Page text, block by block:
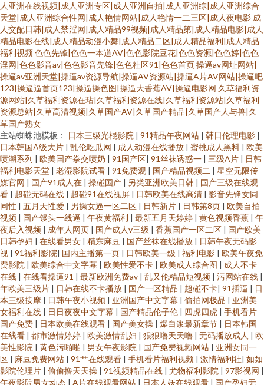
人亚洲在线视频|成人亚洲专区|成人亚洲自拍|成人亚洲综|成人亚洲综合
天堂|成人亚洲综合性网|成人艳情网站|成人艳情一二三区|成人夜电影 成
人交配日韩|成人禁淫网|成人精品99视频|成人精品第|成人精品电影|成人
精品电影在线|成人精品动漫小舞|成人精品二区|成人精品福利|成人精品
福利视频色色先锋|色色一本道AV|色色影院豆花|色色资源|色色婷|色色
淫网|色色影音av|色色影音先锋|色色社区91|色色首页操逼av网址网站|
操逼av亚洲天堂|操逼av资源导航|操逼AV资源站|操逼A片AV网站|操逼吧
123|操逼逼首页123|操逼操色图|操逼大香蕉AV|操逼电影网 久草福利资
源网站|久草福利资源在玷|久草福利资源在线|久草福利资源站|久草福利
资源总站|久草高清视频|久草国产AV|久草国产精品|久草国产人与兽|久
草国产熟女
主站蜘蛛池模板：
日本三级光棍影院 | 91精品午夜网站 | 韩日伦理电影 |
日本韩国A级大片 | 乱伦吃瓜网 | 成人动漫在线播放 | 蜜桃成人黑料 | 欧美
喷潮系列 | 欧美国产拳交喷奶 | 91国产区| 91丝袜诱惑一 | 三级A片 | 日韩
福利电影天堂 | 老湿影院试看 | 91免费观 | 国产精品视频二 | 星空无限传
媒官网 | 国产91成人在 | 操碰国产 | 另类亚洲欧美日韩 | 国产三级在线观
看 | 超碰无码在线 | 超碰91在线视屏 | 日韩欧美在线高清 | 影音先锋女同
同性 | 五月天性爱 | 男操女逼一区二区 | 日韩新片 | 日韩第8页 | 欧美自拍
视频 | 国产馒头一线逼 | 午夜黄福利 | 最新五月天婷婷 | 黄色视频香蕉 | 午
夜后入视频 | 成年人网页 | 国产成人v三级 | 香蕉国产一区二区 | 国产欧美
日韩孕妇 | 在线看男女 | 精东麻豆 | 国产丝袜在线播放 | 日韩午夜无码影
视 | 91福利影院| 国内主播第一页 | 日韩欧美一级 | 福利电影 | 欧美午夜免
费影院 | 欧美综合中文字幕 | 欧美性爱不卡 | 欧美成人综合图 | 成人不卡
在线 | 在线看操逼91 | 最新欧洲免费av | 乱又伦精品短视频 | 污网站在线 |
年欧美三级片 | 日韩在线不卡播放 | 国产一区精品 | 超碰不卡| 91插逼 | 日
本三级按摩 | 日韩午夜小视频 | 亚洲国产中文字幕 | 偷拍网极品 | 亚洲美
女福利在线 | 日日夜夜中文字幕 | 国产精品伦子伦 | 四虎四虎 | 手机看片
国产免费 | 日本欧美在线观看 | 国产美女操 | 爆白浆最新章节 | 日本韩国
在线看 | 都市激情婷婷 | 欧美激情乱妇 | 狠狠噜天天噜 | 无码播放成人 | 欧
美性影院 | 黄色污啪啪 | 男女午夜影院 | 国产免费视频网站 | 亚洲女同一
区 | 麻豆免费网站 | 91艹在线观看 | 手机看片福利视频 | 激情福利社| 如如
影院伦理片 | 偷偷撸天天操 | 91视频精品在线 | 尤物福利影院 | 97影视网 |
午夜影院男女动态 | A片在线观看网站 | 日本人妖在线观看 | 国产孕妇无